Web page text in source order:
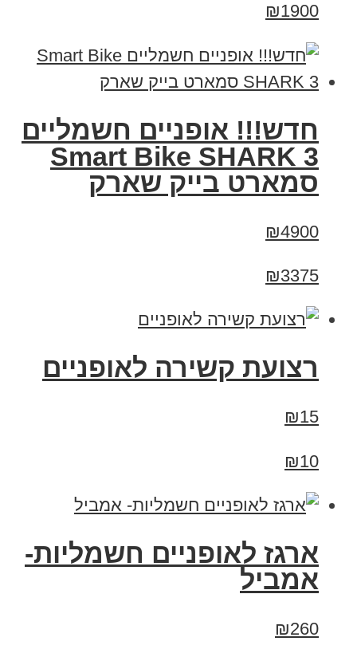
₪1900
חדש!!! אופניים חשמליים
Smart Bike SHARK 3
סמארט בייק שארק
₪4900
₪3375
רצועת קשירה לאופניים
₪15
₪10
ארגז לאופניים חשמליות-
אמביל
₪260